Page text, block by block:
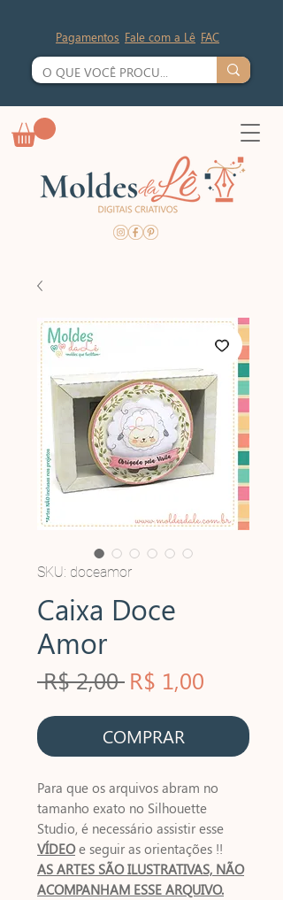
Pagamentos Fale com a Lê FAC
SKU: doceamor
Caixa Doce
Amor
R$ 2,00 Preço
normal
R$ 1,00
COMPRAR
Para que os arquivos abram no
tamanho exato no Silhouette
Studio, é necessário assistir esse
VÍDEOe seguir as orientações !!
AS ARTES SÃO ILUSTRATIVAS, NÃO
ACOMPANHAM ESSE ARQUIVO.